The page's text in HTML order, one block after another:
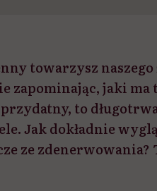
towarzysz
zapominając, jaki
to
Jak dokładnie
ze zdenerwowania?